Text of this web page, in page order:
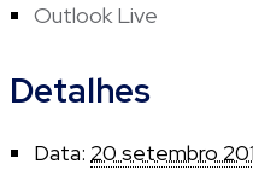
Outlook Live
Detalhes
Data: 20 setembro